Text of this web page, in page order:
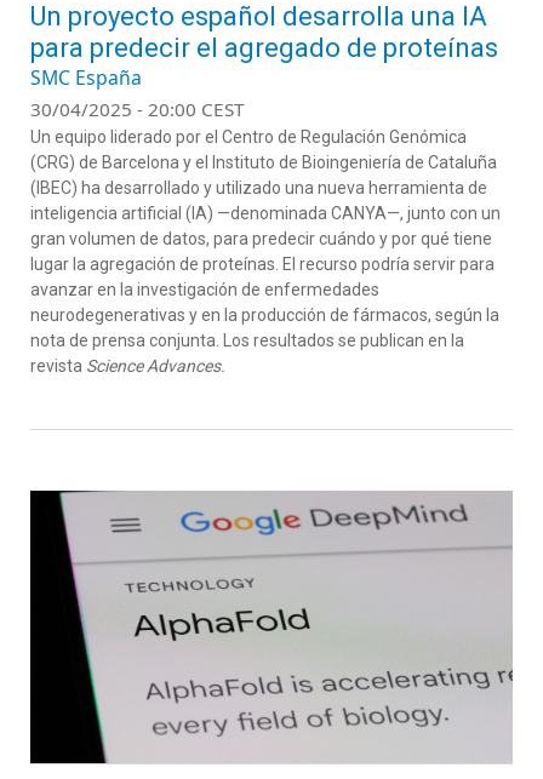
Un proyecto español desarrolla una IA
para predecir el agregado de proteínas
SMC España
30/04/2025 - 20:00 CEST
Un equipo liderado por el Centro de Regulación Genómica
(CRG) de Barcelona y el Instituto de Bioingeniería de Cataluña
(IBEC) ha desarrollado y utilizado una nueva herramienta de
inteligencia artificial (IA) —denominada CANYA—, junto con un
gran volumen de datos, para predecir cuándo y por qué tiene
lugar la agregación de proteínas. El recurso podría servir para
avanzar en la investigación de enfermedades
neurodegenerativas y en la producción de fármacos, según la
nota de prensa conjunta. Los resultados se publican en la
revista Science Advances.